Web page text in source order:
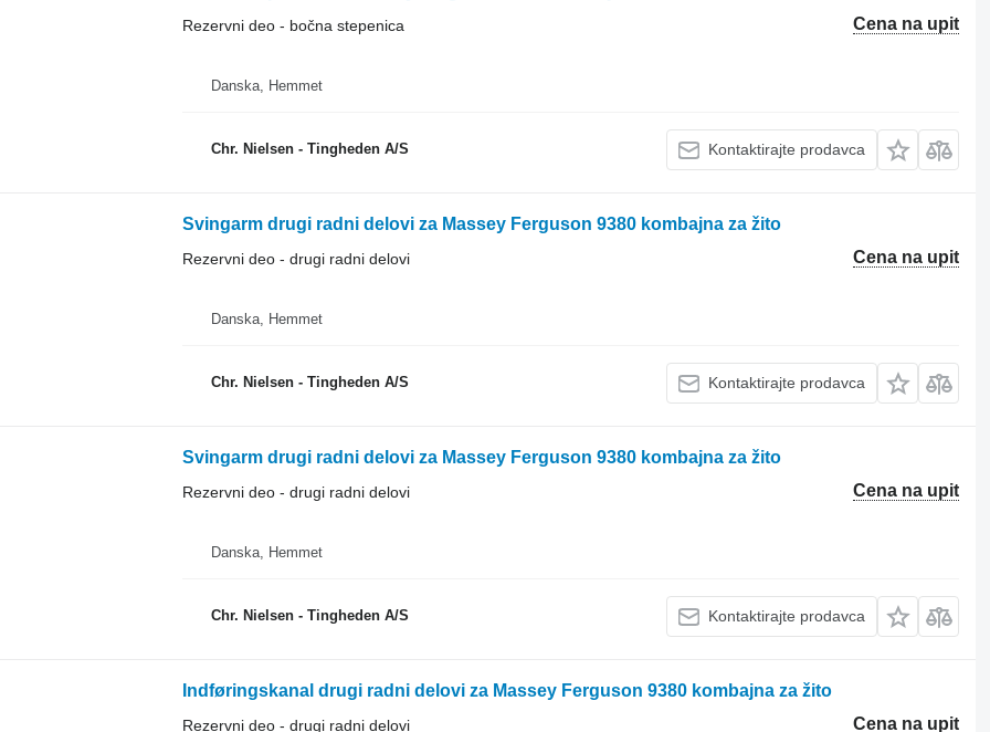
Cena na upit
Rezervni deo - bočna stepenica
Danska, Hemmet
Chr. Nielsen - Tingheden A/S Kontaktirajte prodavca
Svingarm drugi radni delovi za Massey Ferguson 9380 kombajna za žito
Cena na upit
Rezervni deo - drugi radni delovi
Danska, Hemmet
Chr. Nielsen - Tingheden A/S Kontaktirajte prodavca
Svingarm drugi radni delovi za Massey Ferguson 9380 kombajna za žito
Cena na upit
Rezervni deo - drugi radni delovi
Danska, Hemmet
Chr. Nielsen - Tingheden A/S Kontaktirajte prodavca
Indføringskanal drugi radni delovi za Massey Ferguson 9380 kombajna za žito
Cena na upit
Rezervni deo - drugi radni delovi